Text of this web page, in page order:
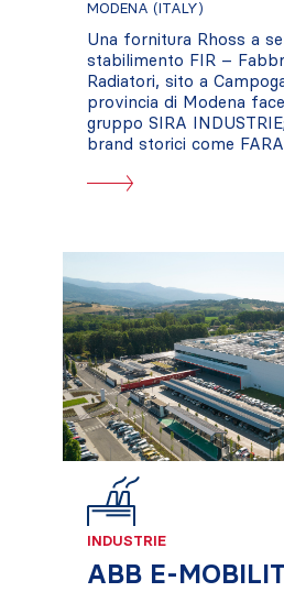
MODENA (ITALY)
Una fornitura Rhoss a
stabilimento FIR –
Radiatori, sito a
provincia di Modena
gruppo SIRA
brand storici come
INDUSTRIE
ABB E-